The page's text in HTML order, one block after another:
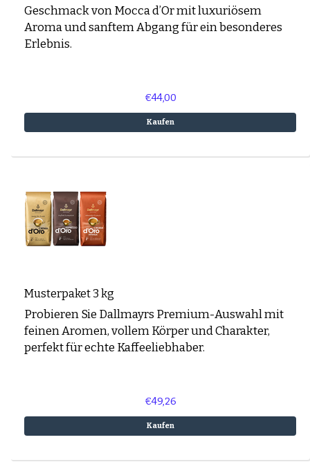
Geschmack von Mocca d’Or mit luxuriösem
Aroma und sanftem Abgang für ein besonderes
Erlebnis.
€44,00
Kaufen
Musterpaket 3 kg
Probieren Sie Dallmayrs Premium-Auswahl mit
feinen Aromen, vollem Körper und Charakter,
perfekt für echte Kaffeeliebhaber.
€49,26
Kaufen